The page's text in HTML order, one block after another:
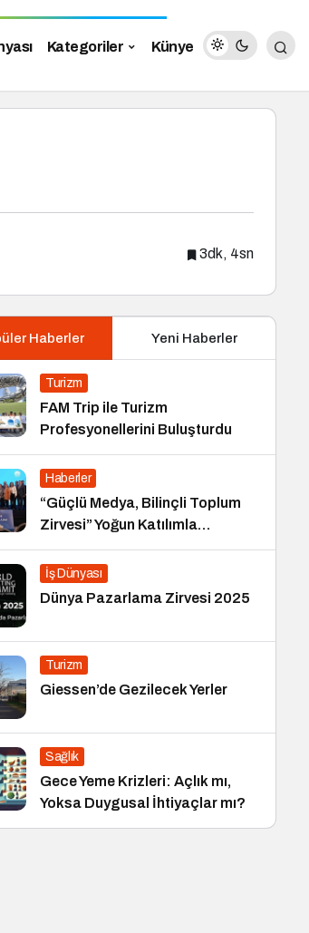
Kategoriler Künye
3dk, 4sn
Haberler Yeni Haberler
Turizm
FAM Trip ile Turizm
Profesyonellerini Buluşturdu
Haberler
“Güçlü Medya, Bilinçli Toplum
Zirvesi” Yoğun Katılımla
Gerçekleşti
İş Dünyası
Dünya Pazarlama Zirvesi 2025
Turizm
Giessen’de Gezilecek Yerler
Sağlık
Gece Yeme Krizleri: Açlık mı,
Yoksa Duygusal İhtiyaçlar mı?